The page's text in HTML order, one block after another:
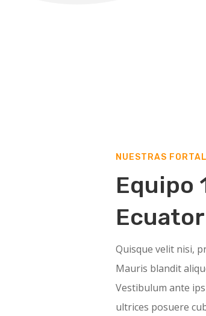
NUESTRAS
Equipo
Quisque velit nisi,
Mauris blandit
Vestibulum ante
ultrices posuere